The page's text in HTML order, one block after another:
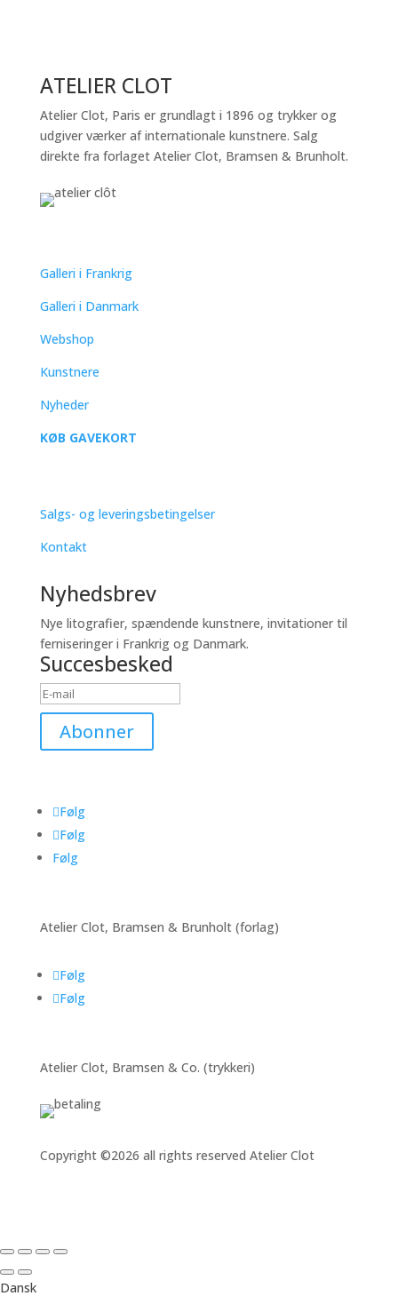
ATELIER CLOT
Atelier Clot, Paris er grundlagt i 1896 og trykker og
udgiver værker af internationale kunstnere. Salg
direkte fra forlaget Atelier Clot, Bramsen & Brunholt.
Galleri i Frankrig
Galleri i Danmark
Webshop
Kunstnere
Nyheder
KØB GAVEKORT
Salgs- og leveringsbetingelser
Kontakt
Nyhedsbrev
Nye litografier, spændende kunstnere, invitationer til
ferniseringer i Frankrig og Danmark.
Succesbesked
Abonner
Følg
Følg
Følg
Atelier Clot, Bramsen & Brunholt (forlag)
Følg
Følg
Atelier Clot, Bramsen & Co. (trykkeri)
Copyright ©2026 all rights reserved Atelier Clot
Dansk